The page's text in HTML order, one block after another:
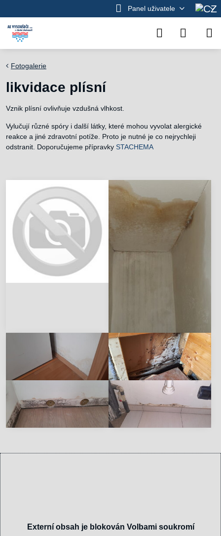
Panel uživatele
Fotogalerie
likvidace plísní
Vznik plísní ovlivňuje vzdušná vlhkost.
Vylučují různé spóry i další látky, které mohou vyvolat alergické
reakce a jiné zdravotní potíže. Proto je nutné je co nejrychleji
odstranit. Doporučujeme přípravky STACHEMA
Externí obsah je blokován Volbami soukromí